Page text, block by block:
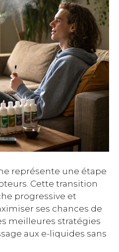
représente une étape
Cette transition
progressive et
ses chances de
meilleures stratégies
aux e-liquides sans